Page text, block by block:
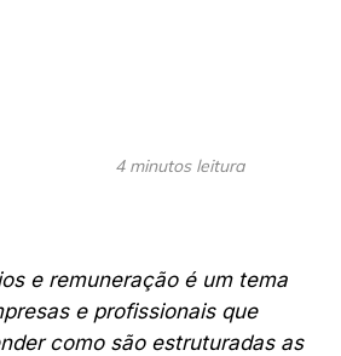
4 minutos leitura
e remuneração é um tema
e profissionais que
como são estruturadas as